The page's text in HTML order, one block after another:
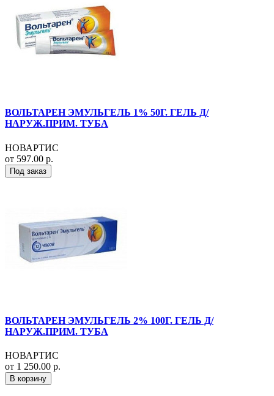
ВОЛЬТАРЕН ЭМУЛЬГЕЛЬ 1% 50Г. ГЕЛЬ Д/
НАРУЖ.ПРИМ. ТУБА
НОВАРТИС
от 597.00 р.
Под заказ
ВОЛЬТАРЕН ЭМУЛЬГЕЛЬ 2% 100Г. ГЕЛЬ Д/
НАРУЖ.ПРИМ. ТУБА
НОВАРТИС
от 1 250.00 р.
В корзину